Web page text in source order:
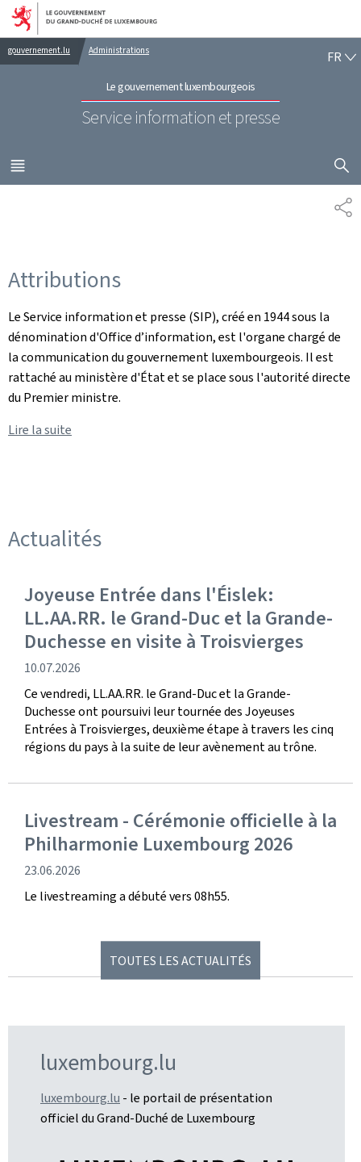
Aller au menu principal
Aller au contenu
gouvernement.lu Administrations
Le gouvernement luxembourgeois
Service information et presse
FR
MENU
PRINCIPAL
Attributions
Le Service information et presse (SIP), créé en 1944 sous la
dénomination d'Office d’information, est l'organe chargé de
la communication du gouvernement luxembourgeois. Il est
rattaché au ministère d'État et se place sous l'autorité directe
du Premier ministre.
Lire la suite
Actualités
Joyeuse Entrée dans l'Éislek:
LL.AA.RR. le Grand-Duc et la Grande-
Duchesse en visite à Troisvierges
date
de
publication
10.07.2026
Ce vendredi, LL.AA.RR. le Grand-Duc et la Grande-
Duchesse ont poursuivi leur tournée des Joyeuses
Entrées à Troisvierges, deuxième étape à travers les cinq
régions du pays à la suite de leur avènement au trône.
Livestream - Cérémonie officielle à la
Philharmonie Luxembourg 2026
date
de
publication
23.06.2026
Le livestreaming a débuté vers 08h55.
TOUTES LES ACTUALITÉS
luxembourg.lu
luxembourg.lu - le portail de présentation
officiel du Grand-Duché de Luxembourg